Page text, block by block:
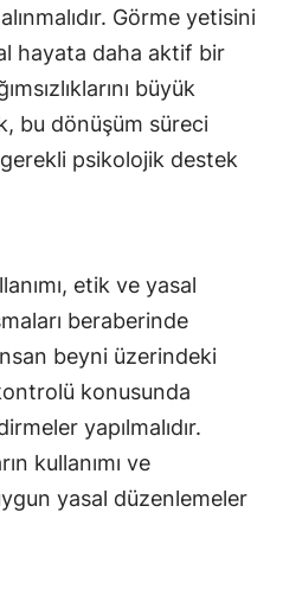
Görme yetisini
hayata daha aktif bir
büyük
bu dönüşüm süreci
psikolojik destek
etik ve yasal
beraberinde
beyni üzerindeki
konusunda
yapılmalıdır.
kullanımı ve
yasal düzenlemeler